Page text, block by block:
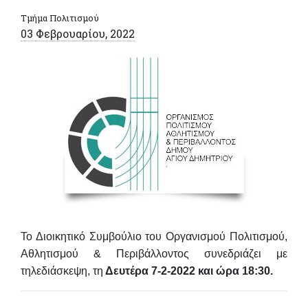
Τμήμα Πολιτισμού
03 Φεβρουαρίου, 2022
Το Διοικητικό Συμβούλιο του Οργανισμού Πολιτισμού,
Αθλητισμού & Περιβάλλοντος συνεδριάζει με
τηλεδιάσκεψη, τη Δευτέρα 7-2-2022 και ώρα 18:30.